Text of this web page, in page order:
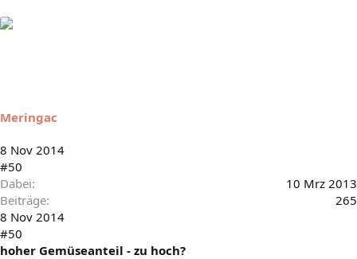
Meringac
8 Nov 2014
#50
Dabei
10 Mrz 2013
Beiträge
265
8 Nov 2014
#50
hoher Gemüseanteil - zu hoch?